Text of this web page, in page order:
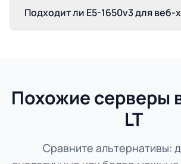
Подходит ли E5-1650v3 для веб-
Похожие серверы
LT
Сравните альтернативы: